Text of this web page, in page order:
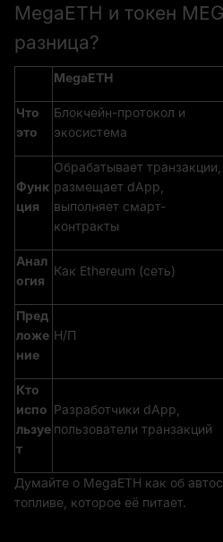
MegaETH и токен
разница?
MegaETH
Что
это
Блокчейн-протокол и
экосистема
Функ
ция
Обрабатывает транзакции,
размещает dApp,
выполняет смарт-
контракты
Анал
огия
Как Ethereum (сеть)
Пред
ложе
ние
Н/П
Кто
испо
льзуе
т
Разработчики dApp,
пользователи транзакций
Думайте о MegaETH как об
топливе, которое её питает.